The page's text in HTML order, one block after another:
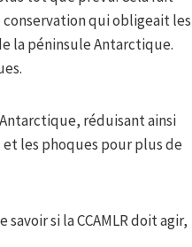
qui obligeait les
la péninsule Antarctique.
réduisant ainsi
les phoques pour plus de
si la CCAMLR doit agir,